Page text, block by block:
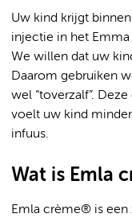
Uw kind krijgt
injectie in het Emma
We willen dat uw
Daarom gebruiken
wel “toverzalf”.
voelt uw kind
infuus.
Wat is Emla
Emla crème® is